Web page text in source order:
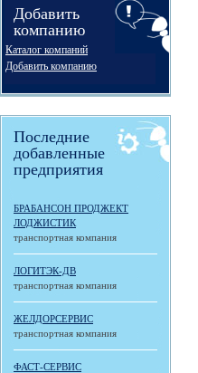
Добавить
компанию
Каталог компаний
Добавить компанию
Последние
добавленные
предприятия
БРАБАНСОН ПРОДЖЕКТ
ЛОДЖИСТИК
транспортная компания
ЛОГИТЭК-ДВ
транспортная компания
ЖЕЛДОРСЕРВИС
транспортная компания
ФАСТ-СЕРВИС